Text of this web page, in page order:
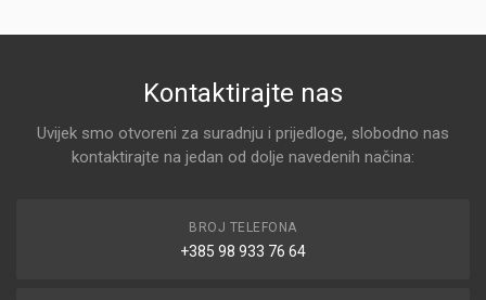
Kontaktirajte nas
Uvijek smo otvoreni za suradnju i prijedloge, slobodno nas
kontaktirajte na jedan od dolje navedenih načina:
BROJ TELEFONA
+385 98 933 76 64